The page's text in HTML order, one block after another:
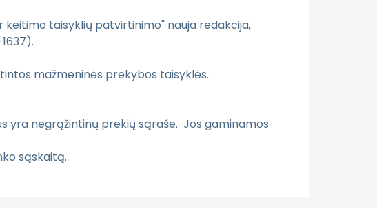
keitimo taisyklių patvirtinimo" nauja redakcija,
4-243 (Žin., 2012, Nr. 34-1637).
mažmeninės prekybos taisyklės.
2011, Nr. 129-6108)
yra negrąžintinų prekių sąraše. Jos gaminamos
sąskaitą.